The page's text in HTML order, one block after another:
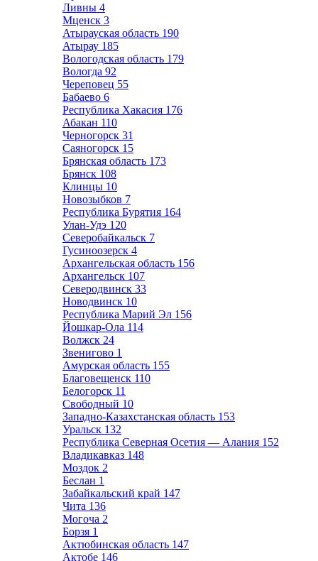
Ливны 4
Мценск 3
Атырауская область 190
Атырау 185
Вологодская область 179
Вологда 92
Череповец 55
Бабаево 6
Республика Хакасия 176
Абакан 110
Черногорск 31
Саяногорск 15
Брянская область 173
Брянск 108
Клинцы 10
Новозыбков 7
Республика Бурятия 164
Улан-Удэ 120
Северобайкальск 7
Гусиноозерск 4
Архангельская область 156
Архангельск 107
Северодвинск 33
Новодвинск 10
Республика Марий Эл 156
Йошкар-Ола 114
Волжск 24
Звенигово 1
Амурская область 155
Благовещенск 110
Белогорск 11
Свободный 10
Западно-Казахстанская область 153
Уральск 132
Республика Северная Осетия — Алания 152
Владикавказ 148
Моздок 2
Беслан 1
Забайкальский край 147
Чита 136
Могоча 2
Борзя 1
Актюбинская область 147
Актобе 146